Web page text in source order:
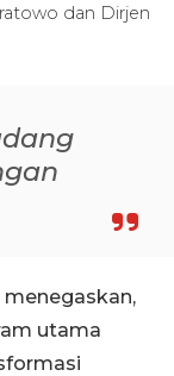
dan Dirjen
menegaskan,
utama